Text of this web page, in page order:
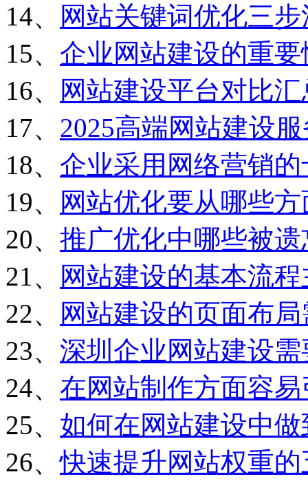
14、
网站关键词优化三步
15、 企业网站建设的重要
16、
网站建设平台对比汇
17、 2025高端网站建设
18、 企业采用网络营销
19、
网站优化要从哪些
20、 推广优化中哪些被
21、
网站建设的基本流
22、
网站建设的页面布
23、 深圳企业网站建设
24、 在网站制作方面容
25、 如何在网站建设中
26、快速提升网站权重